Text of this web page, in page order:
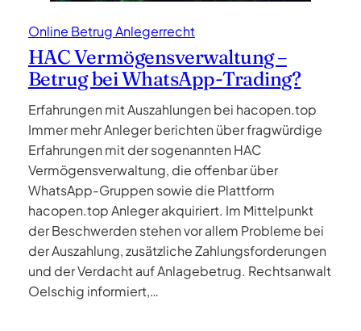
Online Betrug Anlegerrecht
HAC Vermögensverwaltung –
Betrug bei WhatsApp-Trading?
Erfahrungen mit Auszahlungen bei hacopen.top
Immer mehr Anleger berichten über fragwürdige
Erfahrungen mit der sogenannten HAC
Vermögensverwaltung, die offenbar über
WhatsApp-Gruppen sowie die Plattform
hacopen.top Anleger akquiriert. Im Mittelpunkt
der Beschwerden stehen vor allem Probleme bei
der Auszahlung, zusätzliche Zahlungsforderungen
und der Verdacht auf Anlagebetrug. Rechtsanwalt
Oelschig informiert,…